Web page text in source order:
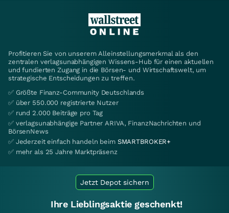
Profitieren Sie von unserem Alleinstellungsmerkmal als den
zentralen verlagsunabhängigen Wissens-Hub für einen aktuellen
und fundierten Zugang in die Börsen- und Wirtschaftswelt, um
strategische Entscheidungen zu treffen.
✅ Größte Finanz-Community Deutschlands
✅ über 550.000 registrierte Nutzer
✅ rund 2.000 Beiträge pro Tag
✅ verlagsunabhängige Partner ARIVA, FinanzNachrichten und
BörsenNews
✅ Jederzeit einfach handeln beim SMARTBROKER+
✅ mehr als 25 Jahre Marktpräsenz
Jetzt Depot sichern
Ihre Lieblingsaktie geschenkt!